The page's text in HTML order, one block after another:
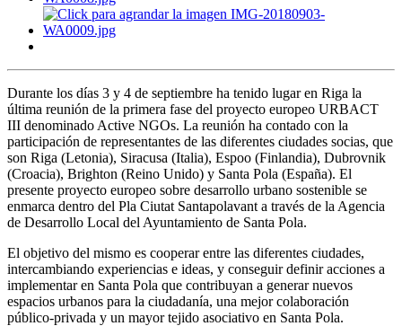
Durante los días 3 y 4 de septiembre ha tenido lugar en Riga la
última reunión de la primera fase del proyecto europeo URBACT
III denominado Active NGOs. La reunión ha contado con la
participación de representantes de las diferentes ciudades socias, que
son Riga (Letonia), Siracusa (Italia), Espoo (Finlandia), Dubrovnik
(Croacia), Brighton (Reino Unido) y Santa Pola (España). El
presente proyecto europeo sobre desarrollo urbano sostenible se
enmarca dentro del Pla Ciutat Santapolavant a través de la Agencia
de Desarrollo Local del Ayuntamiento de Santa Pola.
El objetivo del mismo es cooperar entre las diferentes ciudades,
intercambiando experiencias e ideas, y conseguir definir acciones a
implementar en Santa Pola que contribuyan a generar nuevos
espacios urbanos para la ciudadanía, una mejor colaboración
público-privada y un mayor tejido asociativo en Santa Pola.